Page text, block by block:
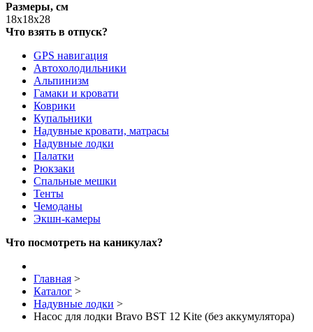
Размеры, см
18x18x28
Что взять в отпуск?
GPS навигация
Автохолодильники
Альпинизм
Гамаки и кровати
Коврики
Купальники
Надувные кровати, матрасы
Надувные лодки
Палатки
Рюкзаки
Спальные мешки
Тенты
Чемоданы
Экшн-камеры
Что посмотреть на каникулах?
Главная >
Каталог >
Надувные лодки >
Насос для лодки Bravo BST 12 Kite (без аккумулятора)